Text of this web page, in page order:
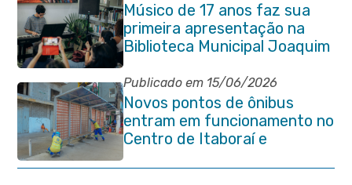
Músico de 17 anos faz sua
primeira apresentação na
Biblioteca Municipal Joaquim
Manuel de Macedo
Publicado em 15/06/2026
Novos pontos de ônibus
entram em funcionamento no
Centro de Itaboraí e
garantem mais conforto à
população